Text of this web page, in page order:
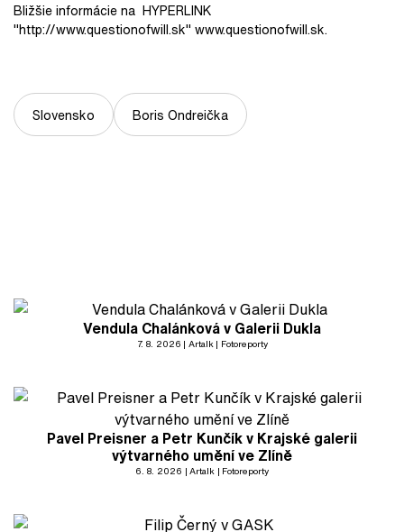
Bližšie informácie na HYPERLINK
"http://www.questionofwill.sk" www.questionofwill.sk.
Slovensko Boris Ondreička
Vendula Chalánková v Galerii Dukla
7. 8. 2026 Artalk Fotoreporty
Pavel Preisner a Petr Kunčík v Krajské galerii
výtvarného umění ve Zlíně
6. 8. 2026 Artalk Fotoreporty